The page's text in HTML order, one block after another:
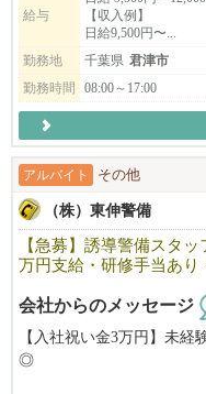
給与
【収入例】
日給9,500円〜...
勤務地
千葉県 君津市
勤務時間
08:00～17:00
アルバイト その他
（株）東伸警備
【急募】誘導警備スタ
万円支給・研修手当あり
会社からのメッセージ
【入社祝い金3万円】未
◎